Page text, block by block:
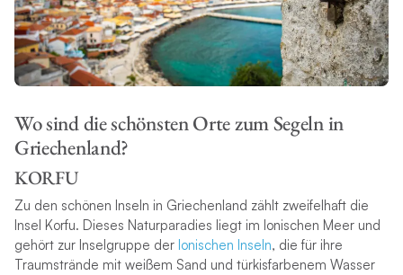
Wo sind die schönsten Orte zum Segeln in
Griechenland?
KORFU
Zu den schönen Inseln in Griechenland zählt zweifelhaft die
Insel Korfu. Dieses Naturparadies liegt im Ionischen Meer und
gehört zur Inselgruppe der Ionischen Inseln, die für ihre
Traumstrände mit weißem Sand und türkisfarbenem Wasser